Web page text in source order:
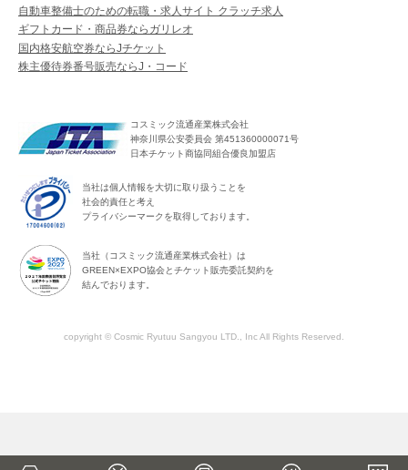
自動車整備士のための転職・求人サイト クラッチ求人
ギフトカード・商品券ならガリレオ
国内格安航空券ならJチケット
株主優待券番号販売ならJ・コード
コスミック流通産業株式会社
神奈川県公安委員会 第451360000071号
日本チケット商協同組合優良加盟店
当社は個人情報を大切に取り扱うことを
社会的責任と考え
プライバシーマークを取得しております。
当社（コスミック流通産業株式会社）は
GREEN×EXPO協会とチケット販売委託契約を
結んでおります。
copyright © Cosmic Ryutuu Sangyou LTD., Inc All Rights Reserved.